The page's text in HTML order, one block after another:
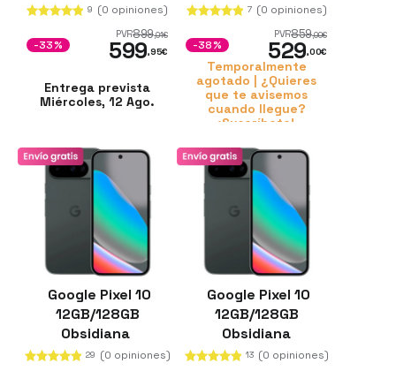
9 (0 opiniones)
PVR899,01€
599,95€
-33%
Entrega prevista
Miércoles, 12 Ago.
7 (0 opiniones)
PVR859,00€
529,00€
-38%
Temporalmente
agotado | ¿Quieres
que te avisemos
cuando llegue?
¡Suscríbete!
Google Pixel 10
12GB/128GB
Obsidiana
29 (0 opiniones)
Google Pixel 10
12GB/128GB
Obsidiana
Reacondicionado
13 (0 opiniones)